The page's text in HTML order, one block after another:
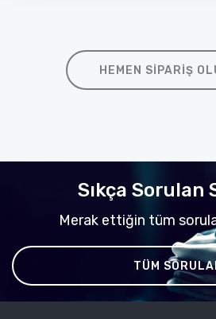
HEMEN SIPARIŞ
Sıkça Sorulan
Merak ettiğin tüm
TÜM